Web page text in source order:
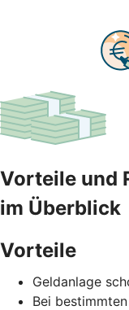
Vorteile und
im Überblick
Vorteile
Geldanlage
Bei